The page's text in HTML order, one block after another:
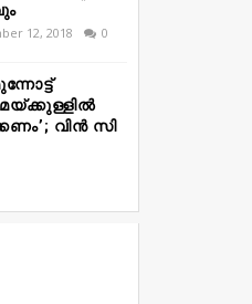
12, 2018 0
വിൻ സി